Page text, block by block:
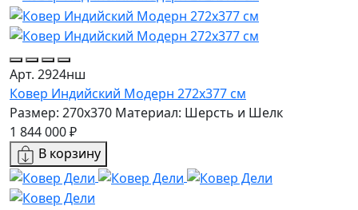
Арт. 2924нш
Ковер Индийский Модерн 272x377 см
Размер: 270x370 Материал: Шерсть и Шелк
1 844 000 ₽
В корзину